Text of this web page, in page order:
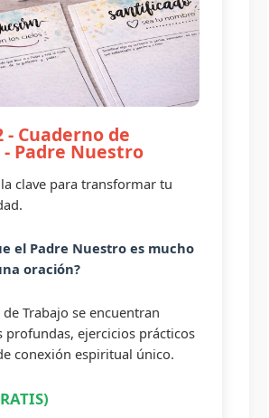
- Cuaderno de
- Padre Nuestro
la clave para transformar tu
el Padre Nuestro es mucho
oración?
Trabajo se encuentran
profundas, ejercicios prácticos
conexión espiritual único.